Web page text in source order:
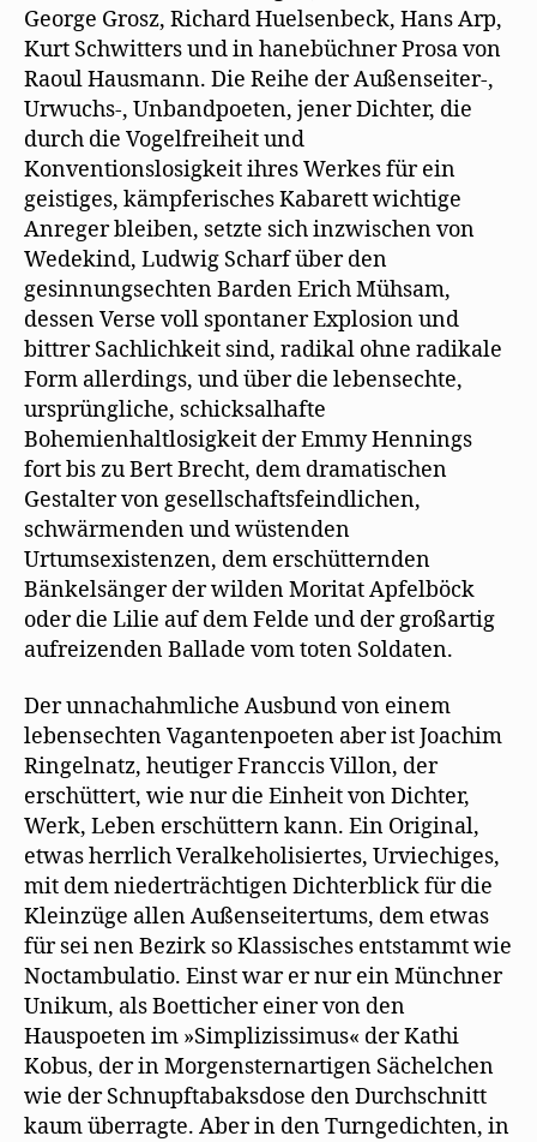
George Grosz, Richard Huelsenbeck, Hans Arp,
Kurt Schwitters und in hanebüchner Prosa von
Raoul Hausmann. Die Reihe der Außenseiter-,
Urwuchs-, Unbandpoeten, jener Dichter, die
durch die Vogelfreiheit und
Konventionslosigkeit ihres Werkes für ein
geistiges, kämpferisches Kabarett wichtige
Anreger bleiben, setzte sich inzwischen von
Wedekind, Ludwig Scharf über den
gesinnungsechten Barden Erich Mühsam,
dessen Verse voll spontaner Explosion und
bittrer Sachlichkeit sind, radikal ohne radikale
Form allerdings, und über die lebensechte,
ursprüngliche, schicksalhafte
Bohemienhaltlosigkeit der Emmy Hennings
fort bis zu Bert Brecht, dem dramatischen
Gestalter von gesellschaftsfeindlichen,
schwärmenden und wüstenden
Urtumsexistenzen, dem erschütternden
Bänkelsänger der wilden Moritat Apfelböck
oder die Lilie auf dem Felde und der großartig
aufreizenden Ballade vom toten Soldaten.
Der unnachahmliche Ausbund von einem
lebensechten Vagantenpoeten aber ist Joachim
Ringelnatz, heutiger Franccis Villon, der
erschüttert, wie nur die Einheit von Dichter,
Werk, Leben erschüttern kann. Ein Original,
etwas herrlich Veralkeholisiertes, Urviechiges,
mit dem niederträchtigen Dichterblick für die
Kleinzüge allen Außenseitertums, dem etwas
für sei nen Bezirk so Klassisches entstammt wie
Noctambulatio. Einst war er nur ein Münchner
Unikum, als Boetticher einer von den
Hauspoeten im »Simplizissimus« der Kathi
Kobus, der in Morgensternartigen Sächelchen
wie der Schnupftabaksdose den Durchschnitt
kaum überragte. Aber in den Turngedichten, in